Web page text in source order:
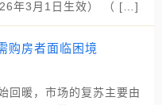
年3月1日生效） （ […]
购房者面临困境
回暖，市场的复苏主要由